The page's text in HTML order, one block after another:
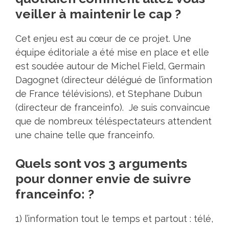
veiller à maintenir le cap ?
Cet enjeu est au cœur de ce projet. Une
équipe éditoriale a été mise en place et elle
est soudée autour de Michel Field, Germain
Dagognet (directeur délégué de l’information
de France télévisions), et Stephane Dubun
(directeur de franceinfo). Je suis convaincue
que de nombreux téléspectateurs attendent
une chaine telle que franceinfo.
Quels sont vos 3 arguments
pour donner envie de suivre
franceinfo: ?
1) l’information tout le temps et partout : télé,